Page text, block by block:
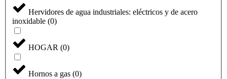
Hervidores de agua industriales: eléctricos y de acero
inoxidable (0)
HOGAR (0)
Hornos a gas (0)